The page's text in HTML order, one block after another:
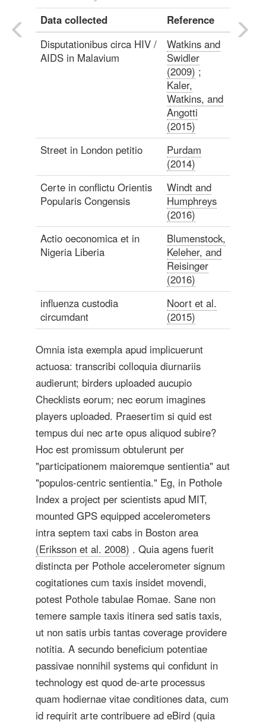
Data collected
Reference
Disputationibus circa HIV /
AIDS in Malavium
Watkins and
Swidler
(2009) ;
Kaler,
Watkins, and
Angotti
(2015)
Street in London petitio
Purdam
(2014)
Certe in conflictu Orientis
Popularis Congensis
Windt and
Humphreys
(2016)
Actio oeconomica et in
Nigeria Liberia
Blumenstock,
Keleher, and
Reisinger
(2016)
influenza custodia
circumdant
Noort et al.
(2015)
Omnia ista exempla apud implicuerunt
actuosa: transcribi colloquia diurnariis
audierunt; birders uploaded aucupio
Checklists eorum; nec eorum imagines
players uploaded. Praesertim si quid est
tempus dui nec arte opus aliquod subire?
Hoc est promissum obtulerunt per
"participationem maioremque sentientia" aut
"populos-centric sentientia." Eg, in Pothole
Index a project per scientists apud MIT,
mounted GPS equipped accelerometers
intra septem taxi cabs in Boston area
(Eriksson et al. 2008) . Quia agens fuerit
distincta per Pothole accelerometer signum
cogitationes cum taxis insidet movendi,
potest Pothole tabulae Romae. Sane non
temere sample taxis itinera sed satis taxis,
ut non satis urbis tantas coverage providere
notitia. A secundo beneficium potentiae
passivae nonnihil systems qui confidunt in
technology est quod de-arte processus
quam hodiernae vitae conditiones data, cum
id requirit arte contribuere ad eBird (quia